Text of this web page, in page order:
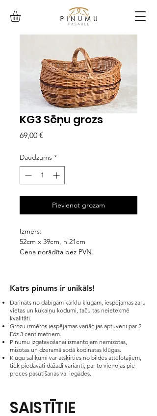
KG3 Sēņu grozs
69,00 €
Daudzums *
Pievienot grozam
Izmērs:
52cm x 39cm, h 21cm
Cena norādīta bez PVN.
Katrs pinums ir unikāls!​
Darināts no dabīgām kārklu klūgām, iespējamas zaru
vietas un kukaiņu kodumi, taču tas neietekmē
kvalitāti.
Grozu izmēros iespējamas variācijas aptuveni par 2
līdz 3 centimetriem.
Pinumu izgatavošanai izmantojam nemizotas,
mizotas un dzeramā sodā kodinatas klūgas.
Klūgu salikumi var atšķirties no bildēs attēlotajiem,
tiek piedāvāti dažādi varianti, par to vienojas pie
preces pasūtīšanas vai iegādes.
SAISTĪTIE